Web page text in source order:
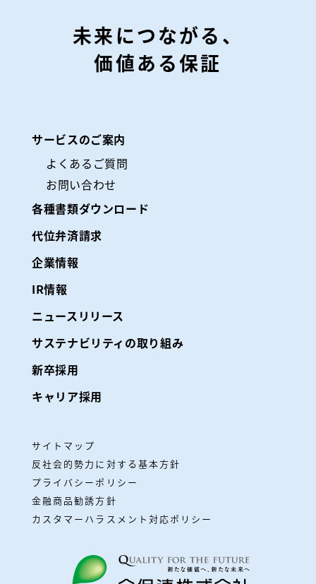
未来につながる、
価値ある保証
サービスのご案内
よくあるご質問
お問い合わせ
各種書類ダウンロード
代位弁済請求
企業情報
IR情報
ニュースリリース
サステナビリティの取り組み
新卒採用
キャリア採用
サイトマップ
反社会的勢力に対する基本方針
プライバシーポリシー
金融商品勧誘方針
カスタマーハラスメント対応ポリシー